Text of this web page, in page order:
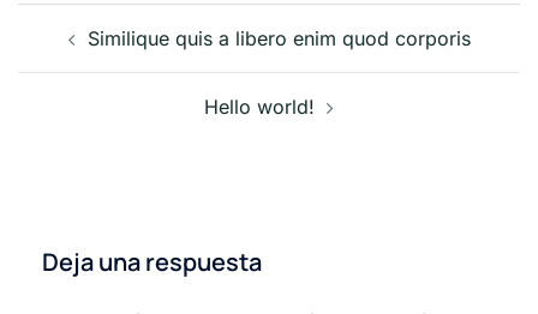
entradas
Similique quis a libero enim quod corporis
Hello world!
Deja una respuesta